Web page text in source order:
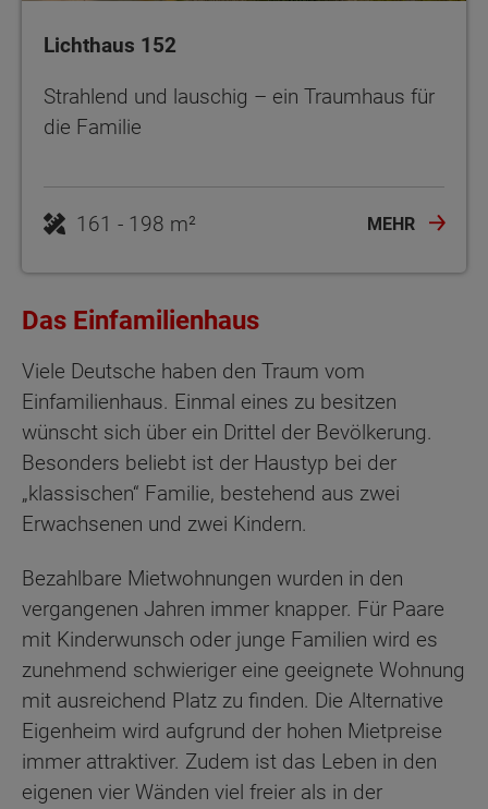
Lichthaus 152
Strahlend und lauschig – ein Traumhaus für
die Familie
161 - 198 m² MEHR
Das Einfamilienhaus
Viele Deutsche haben den Traum vom
Einfamilienhaus. Einmal eines zu besitzen
wünscht sich über ein Drittel der Bevölkerung.
Besonders beliebt ist der Haustyp bei der
„klassischen“ Familie, bestehend aus zwei
Erwachsenen und zwei Kindern.
Bezahlbare Mietwohnungen wurden in den
vergangenen Jahren immer knapper. Für Paare
mit Kinderwunsch oder junge Familien wird es
zunehmend schwieriger eine geeignete Wohnung
mit ausreichend Platz zu finden. Die Alternative
Eigenheim wird aufgrund der hohen Mietpreise
immer attraktiver. Zudem ist das Leben in den
eigenen vier Wänden viel freier als in der